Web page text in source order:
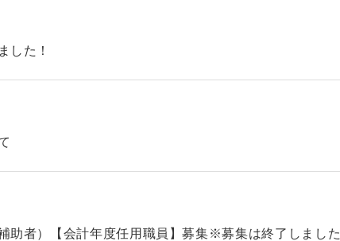
した！
助者）【会計年度任用職員】募集※募集は終了しました